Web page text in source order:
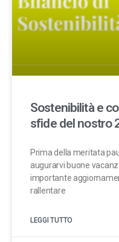
Sostenibilità e
sfide del nostro
Prima della meritata
augurarvi buone
importante
rallentare
LEGGI TUTTO